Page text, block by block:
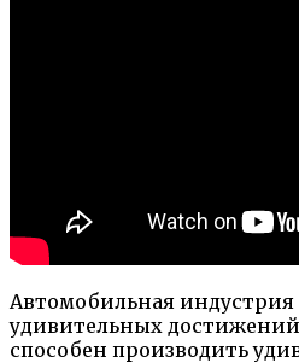
Автомобильная
удивительных достижений
способен производить